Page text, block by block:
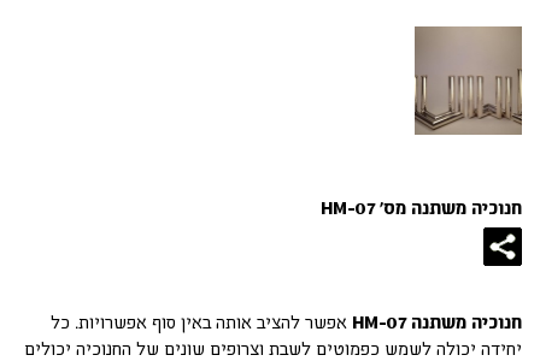
חנוכיה משתנה מס' HM-07
חנוכיה משתנה HM-07
אפשר להציב אותה באין סוף אפשרויות. כל
יחידה יכולה לשמש כפמוטים לשבת וצרופים שונים של החנוכיה יכולים